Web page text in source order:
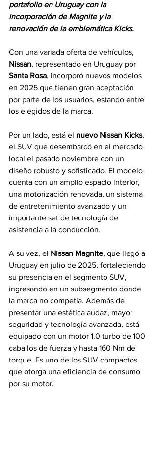
portafolio en Uruguay con la
incorporación de Magnite y la
renovación de la emblemática Kicks.
Con una variada oferta de vehículos,
Nissan, representado en Uruguay por
Santa Rosa, incorporó nuevos modelos
en 2025 que tienen gran aceptación
por parte de los usuarios, estando entre
los elegidos de la marca.
Por un lado, está el nuevo Nissan Kicks,
el SUV que desembarcó en el mercado
local el pasado noviembre con un
diseño robusto y sofisticado. El modelo
cuenta con un amplio espacio interior,
una motorización renovada, un sistema
de entretenimiento avanzado y un
importante set de tecnología de
asistencia a la conducción.
A su vez, el Nissan Magnite, que llegó a
Uruguay en julio de 2025, fortaleciendo
su presencia en el segmento SUV,
ingresando en un subsegmento donde
la marca no competía. Además de
presentar una estética audaz, mayor
seguridad y tecnología avanzada, está
equipado con un motor 1.0 turbo de 100
caballos de fuerza y hasta 160 Nm de
torque. Es uno de los SUV compactos
que otorga una eficiencia de consumo
por su motor.